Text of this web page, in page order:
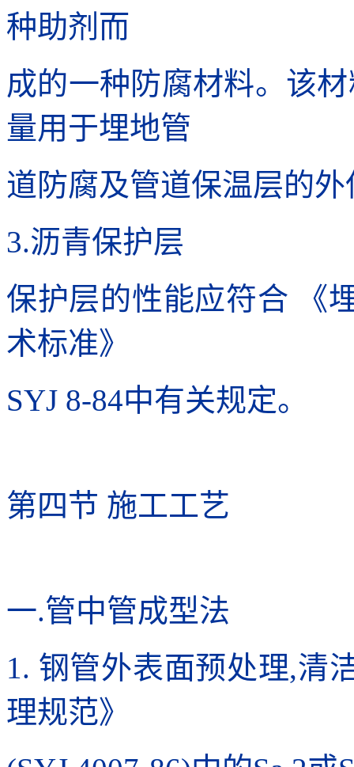
种助剂而
成的一种防腐材料。该
量用于埋地管
道防腐及管道保温层的
3.沥青保护层
保护层的性能应符合 《
术标准》
SYJ 8-84中有关规定。
第四节 施工工艺
一.管中管成型法
1. 钢管外表面预处理,清
理规范》